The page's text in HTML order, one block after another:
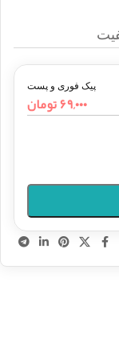
پیک فوری و پست
۶۹,۰۰۰تومان